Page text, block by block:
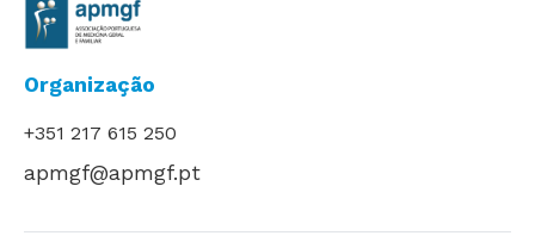
Organização
+351 217 615 250
apmgf@apmgf.pt